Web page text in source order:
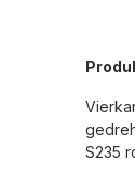
S235